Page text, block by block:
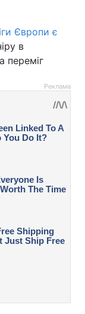
Європи є
в
переміг
Реклама